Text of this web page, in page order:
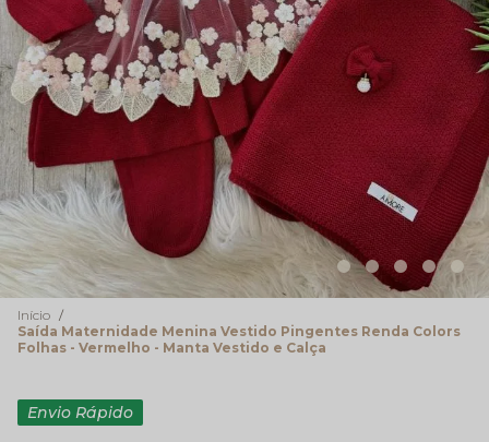
Início
Saída Maternidade Menina Vestido Pingentes Renda Colors
Folhas - Vermelho - Manta Vestido e Calça
Envio Rápido